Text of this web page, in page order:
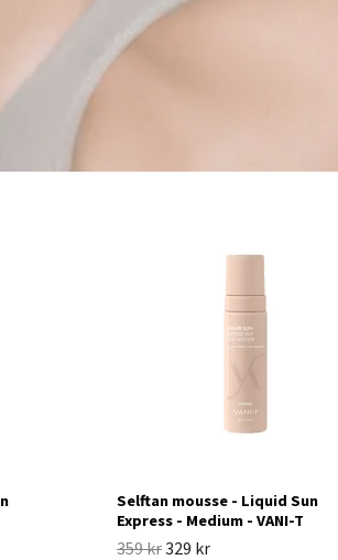
Selftan mousse - Liquid Sun
Express - Medium - VANI-T
359 kr329 kr